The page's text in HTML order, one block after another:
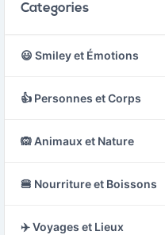
Categories
😃 Smiley et Émotions
👍 Personnes et Corps
🙉 Animaux et Nature
🍔 Nourriture et Boissons
✈️ Voyages et Lieux